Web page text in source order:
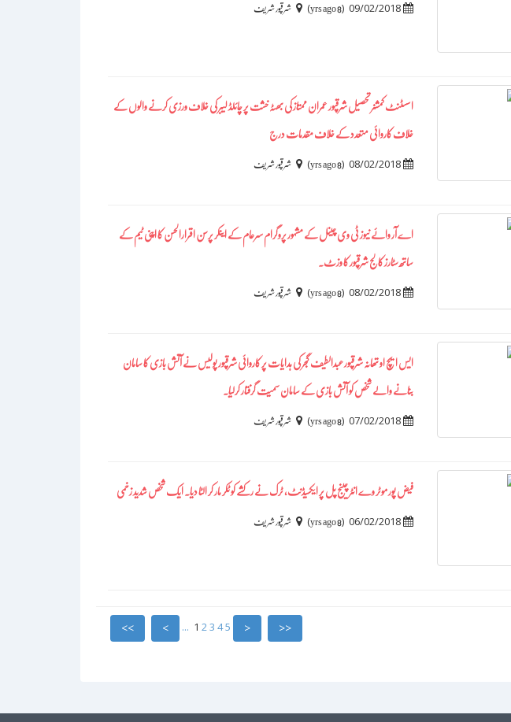
09/02/2018
(
8 yrs ago
) شرقپور شریف
اسسٹنٹ کمشنر تحصیل شرقپور عمران ممتاز کی بھٹہ خشت پر چائلڈ لیبر کی خلاف ورزی کرنے والوں کے
خلاف کاروائی متعدد کے خلاف مقدمات درج
08/02/2018
(
8 yrs ago
) شرقپور شریف
اے آر وائے نیوز ٹی وی چینل کے مشہور پروگرام سرعام کے اینکر پرسن اقرارالحسن کا اپنی ٹیم کے
ساتھ سٹارز کالج شرقپور کا وزٹ۔
08/02/2018
(
8 yrs ago
) شرقپور شریف
ایس ایچ او تھانہ شرقپور عبدالطیف گجر کی ہدایات پر کاروائی شرقپور پولیس نے آتش بازی کا سامان
بنانے والے شخص کو آتش بازی کے سامان سمیت گرفتار کرلیا۔
07/02/2018
(
8 yrs ago
) شرقپور شریف
فیض پور موٹر وے انٹر چینج پل پر ایکسیڈنٹ، ٹرک نے رکشے کو ٹکر مار کر الٹا دیا۔ ایک شخص شدید زخمی
06/02/2018
(
8 yrs ago
) شرقپور شریف
<<
<
1 23 45
...
>
>>